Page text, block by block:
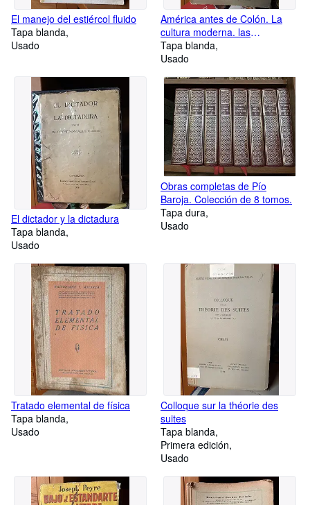
El manejo del estiércol fluido
Tapa blanda
Usado
América antes de Colón. La
cultura moderna. las
civilizaciones desaparecidas
Tapa blanda
Usado
El dictador y la dictadura
Tapa blanda
Usado
Obras completas de Pío
Baroja. Colección de 8 tomos.
Tapa dura
Usado
Tratado elemental de física
Tapa blanda
Usado
Colloque sur la théorie des
suites
Tapa blanda
Primera edición
Usado